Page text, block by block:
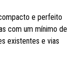
e perfeito
com um mínimo de
existentes e vias